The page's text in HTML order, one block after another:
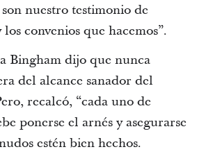
nuestro testimonio de
los convenios que hacemos”.
Bingham dijo que nunca
del alcance sanador del
recalcó, “cada uno de
ponerse el arnés y asegurarse
estén bien hechos.